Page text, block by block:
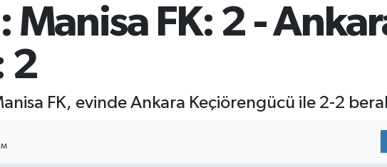
Manisa FK: 2 -
2
FK, evinde Ankara Keçiörengücü ile 2-2